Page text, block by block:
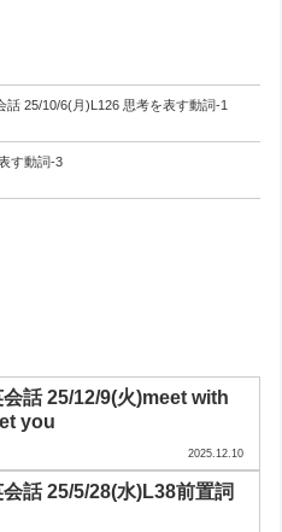
話 25/10/6(月)L126 思考を表す動詞-1
す動詞-3
会話 25/12/9(火)meet with
you
2025.12.10
話 25/5/28(水)L38前置詞